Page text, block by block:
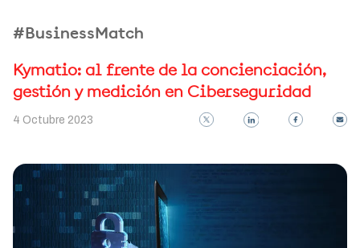
#BusinessMatch
Kymatio: al frente de la concienciación,
gestión y medición en Ciberseguridad
4 Octubre 2023